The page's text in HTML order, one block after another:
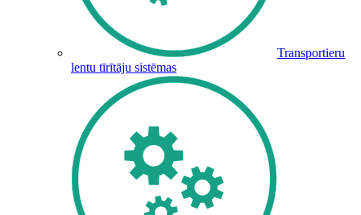
Transportieru
lentu tīrītāju sistēmas